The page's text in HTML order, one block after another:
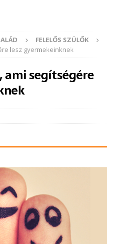
FELELŐS SZÜLŐK
lesz gyermekeinknek
ami segítségére